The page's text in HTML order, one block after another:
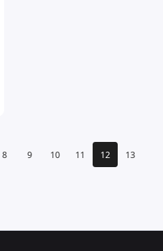
8 9 10 11 12 13